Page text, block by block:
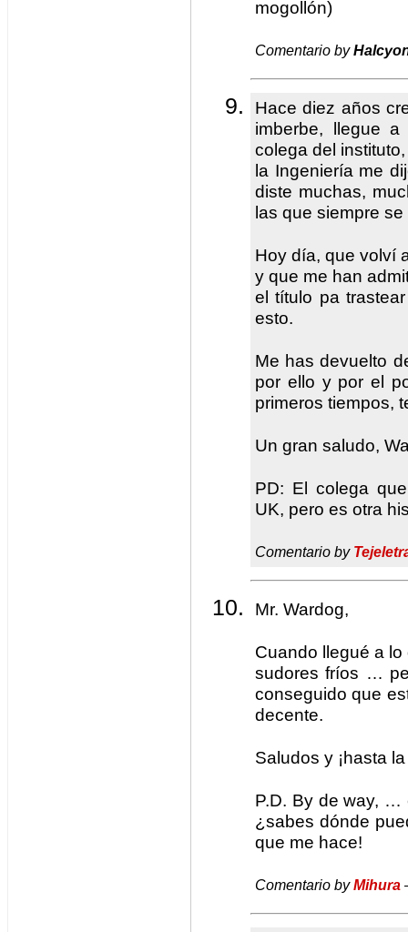
mogollón)
Comentario by
Hace diez años
imberbe, llegue
colega del
la Ingeniería me
diste muchas,
las que siempre
Hoy día, que volví
y que me han
el título pa
esto.
Me has devuelto
por ello y por el
primeros tiempos,
Un gran saludo,
PD: El colega
UK, pero es otra
Comentario by
Mr. Wardog,
Cuando llegué a
sudores fríos …
conseguido que
decente.
Saludos y ¡hasta
P.D. By de way,
¿sabes dónde
que me hace!
Comentario byMihura